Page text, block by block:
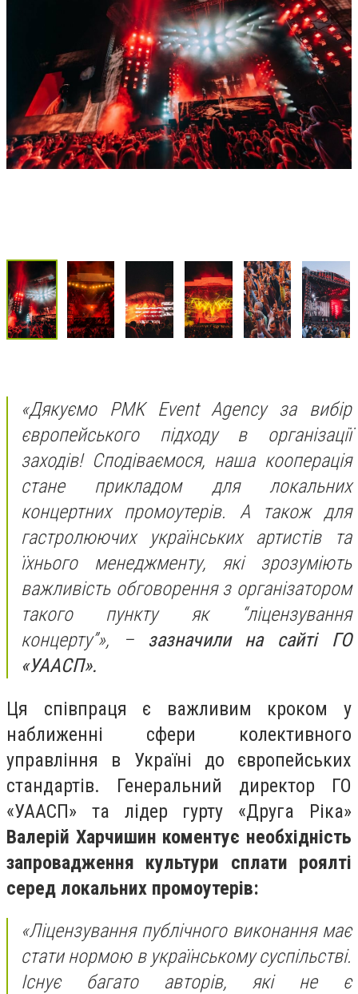
«Дякуємо PMK Event Agency за вибір
європейського підходу в організації
заходів! Сподіваємося, наша кооперація
стане прикладом для локальних
концертних промоутерів. А також для
гастролюючих українських артистів та
їхнього менеджменту, які зрозуміють
важливість обговорення з організатором
такого пункту як “ліцензування
концерту”», – зазначили на сайті ГО
«УААСП».
Ця співпраця є важливим кроком у
наближенні сфери колективного
управління в Україні до європейських
стандартів. Генеральний директор ГО
«УААСП» та лідер гурту «Друга Ріка»
Валерій Харчишин коментує необхідність
запровадження культури сплати роялті
серед локальних промоутерів:
«Ліцензування публічного виконання має
стати нормою в українському суспільстві.
Існує багато авторів, які не є